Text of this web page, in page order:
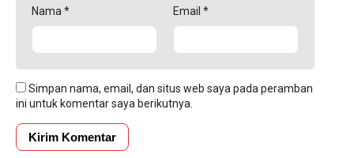
Nama* Email *
Simpan nama, email, dan situs web saya pada peramban
ini untuk komentar saya berikutnya.